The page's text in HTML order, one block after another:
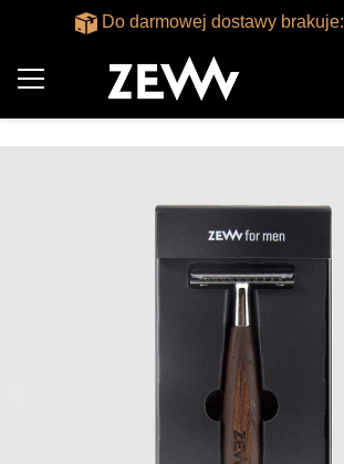
Do darmowej dostawy brakuje: